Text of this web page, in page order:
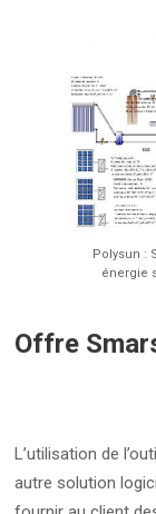
Polysun :
énergie
Offre
L’utilisation de
autre solution